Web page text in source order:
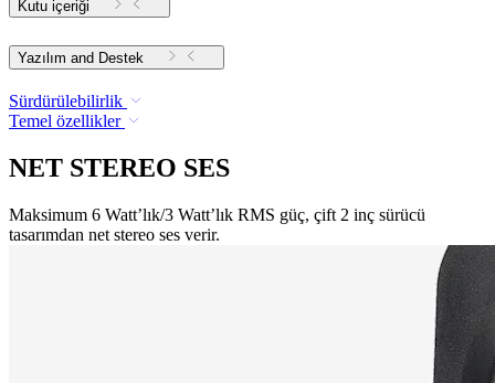
Kutu içeriği
Yazılım and Destek
Sürdürülebilirlik
Temel özellikler
NET STEREO SES
Maksimum 6 Watt’lık/3 Watt’lık RMS güç, çift 2 inç sürücü
tasarımdan net stereo ses verir.